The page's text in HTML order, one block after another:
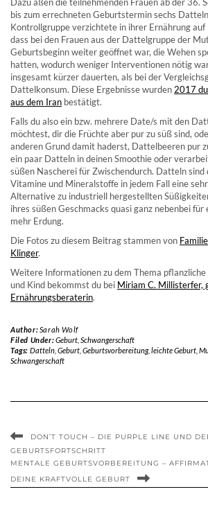
bis zum errechneten Geburtstermin sechs
Kontrollgruppe verzichtete in ihrer Ernährung auf
dass bei den Frauen aus der Dattelgruppe der
Geburtsbeginn weiter geöffnet war, die Wehen
hatten, wodurch weniger Interventionen nötig
insgesamt kürzer dauerten, als bei der
Dattelkonsum. Diese Ergebnisse wurden 2017
aus dem Iran bestätigt.
Falls du also ein bzw. mehrere Date/s mit den
möchtest, dir die Früchte aber pur zu süß sind,
anderen Grund damit haderst, Dattelbeeren pur
ein paar Datteln in deinen Smoothie oder
süßen Nascherei für Zwischendurch. Datteln
Vitamine und Mineralstoffe in jedem Fall eine
Alternative zu industriell hergestellten
ihres süßen Geschmacks quasi ganz nebenbei für
mehr Erdung.
Die Fotos zu diesem Beitrag stammen von
Klinger.
Weitere Informationen zu dem Thema
und Kind bekommst du bei Miriam C. Millisterfer,
Ernährungsberaterin.
Author:Sarah Wolf
Filed Under:Geburt, Schwangerschaft
Tags: Datteln, Geburt, Geburtsvorbereitung, leichte Geburt,
Schwangerschaft
DON’T TOUCH – DIE PURPLE LINE UND
GEBURTSFORTSCHRITT
MENTALE GEBURTSVORBEREITUNG –
DEINE KRAFTVOLLE GEBURT